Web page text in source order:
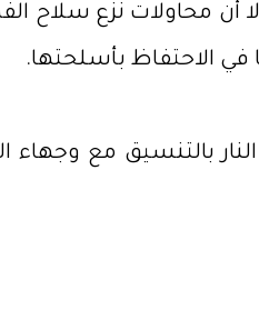
محاولات نزع سلاح
في الاحتفاظ بأسلحتها.
بالتنسيق مع وجهاء